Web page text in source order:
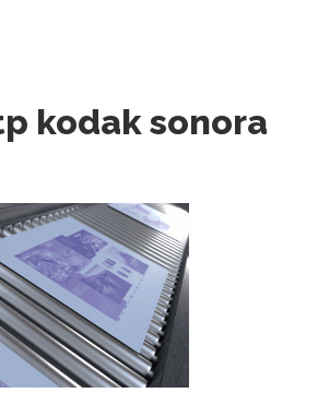
kodak sonora